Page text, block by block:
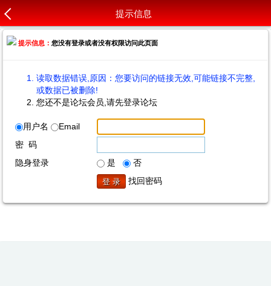
提示信息
提示信息：您没有登录或者没有权限访问此页面
读取数据错误,原因：您要访问的链接无效,可能链接不完整,
或数据已被删除!
您还不是论坛会员,请先登录论坛
用户名
Email
密 码
隐身登录
是
否
找回密码